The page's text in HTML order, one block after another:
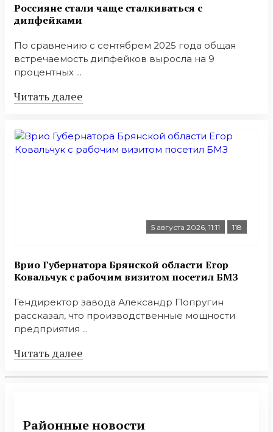
Россияне стали чаще сталкиваться с
дипфейками
По сравнению с сентябрем 2025 года общая
встречаемость дипфейков выросла на 9
процентных ...
Читать далее
5 августа 2026, 11:11 118
Врио Губернатора Брянской области Егор
Ковальчук с рабочим визитом посетил БМЗ
Гендиректор завода Александр Попругин
рассказал, что производственные мощности
предприятия ...
Читать далее
Районные новости